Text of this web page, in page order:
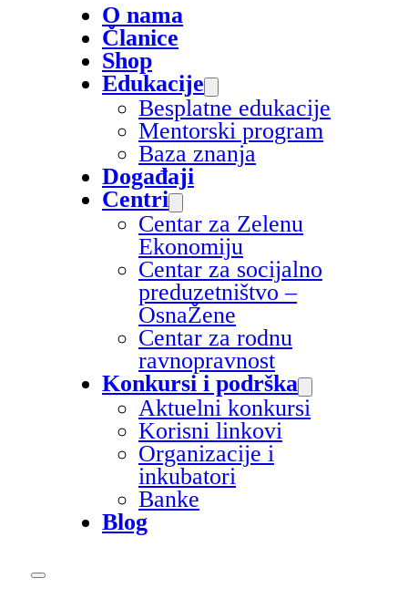
O nama
Članice
Shop
Edukacije
Besplatne edukacije
Mentorski program
Baza znanja
Događaji
Centri
Centar za Zelenu
Ekonomiju
Centar za socijalno
preduzetništvo –
OsnaŽene
Centar za rodnu
ravnopravnost
Konkursi i podrška
Aktuelni konkursi
Korisni linkovi
Organizacije i
inkubatori
Banke
Blog